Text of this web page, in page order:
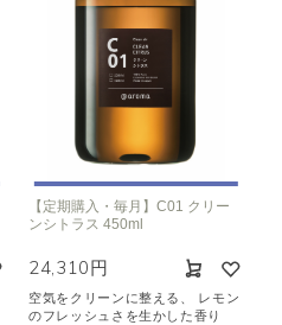
【定期購入・毎月】C01 クリー
ンシトラス 450ml
24,310円
空気をクリーンに整える、 レモン
のフレッシュさを生かした香り